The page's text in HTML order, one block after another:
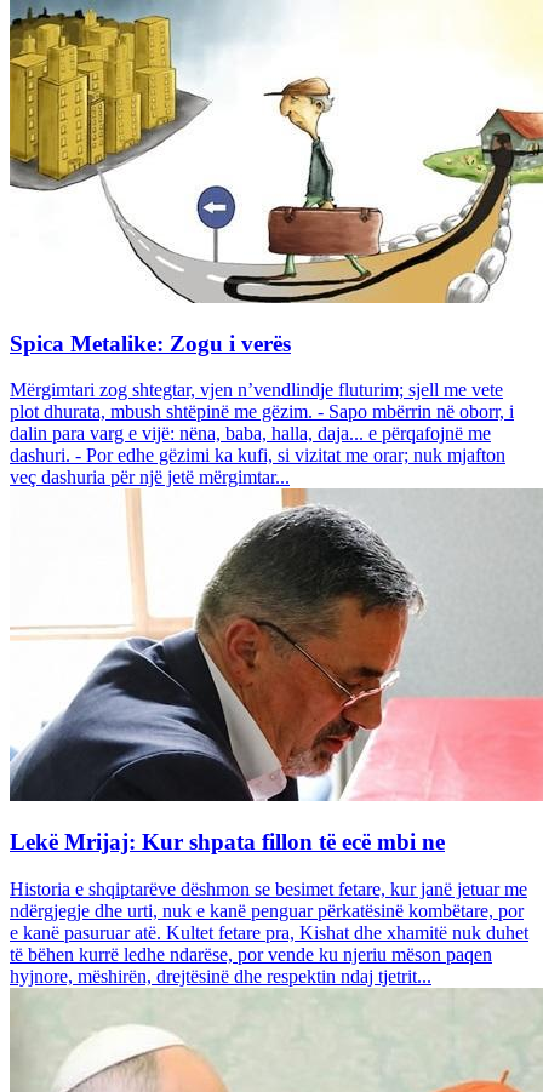
Spica Metalike: Zogu i verës
Mërgimtari zog shtegtar, vjen n’vendlindje fluturim; sjell me vete
plot dhurata, mbush shtëpinë me gëzim. - Sapo mbërrin në oborr, i
dalin para varg e vijë: nëna, baba, halla, daja... e përqafojnë me
dashuri. - Por edhe gëzimi ka kufi, si vizitat me orar; nuk mjafton
veç dashuria për një jetë mërgimtar...
Lekë Mrijaj: Kur shpata fillon të ecë mbi ne
Historia e shqiptarëve dëshmon se besimet fetare, kur janë jetuar me
ndërgjegje dhe urti, nuk e kanë penguar përkatësinë kombëtare, por
e kanë pasuruar atë. Kultet fetare pra, Kishat dhe xhamitë nuk duhet
të bëhen kurrë ledhe ndarëse, por vende ku njeriu mëson paqen
hyjnore, mëshirën, drejtësinë dhe respektin ndaj tjetrit...